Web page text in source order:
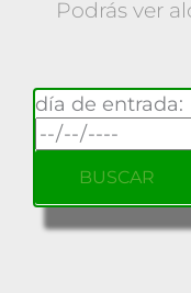
Podrás ver
día de entrada: